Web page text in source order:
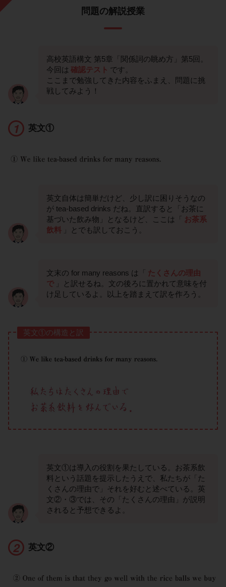
問題の解説授業
高校英語構文 第5章「関係詞の眺め方」第5回。
今回は 確認テスト です。
ここまで勉強してきた内容をふまえ、問題に挑
戦してみよう！
英文①
英文自体は簡単だけど、少し訳に困りそうなの
が tea-based drinks だね。直訳すると「お茶に
基づいた飲み物」となるけど、ここは「 お茶系
飲料
」とでも訳しておこう。
文末の for many reasons は「 たくさんの理由
で
」と訳せるね。文の後ろに置かれて意味を付
け足しているよ。以上を踏まえて訳を作ろう。
英文①の構造と訳
英文①は導入の役割を果たしている。お茶系飲
料という話題を提示したうえで、私たちが「た
くさんの理由で」それを好むと述べている。英
文②・③では、その「たくさんの理由」が説明
されると予想できるよ。
英文②